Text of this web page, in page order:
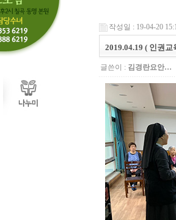
작성일 : 19-04-20
2019.04.19 ( 인권교
글쓴이 : 김경란요안…